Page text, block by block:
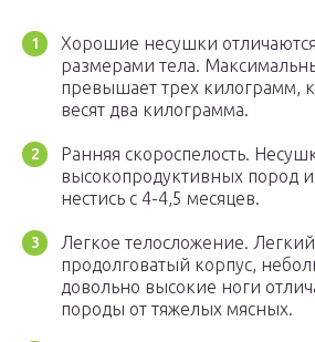
Хорошие несушки
размерами тела.
превышает трех килограмм,
весят два килограмма.
Ранняя скороспелость.
высокопродуктивных пород
нестись с 4-4,5 месяцев.
Легкое телосложение. Легкий
продолговатый корпус,
довольно высокие ноги
породы от тяжелых мясных.